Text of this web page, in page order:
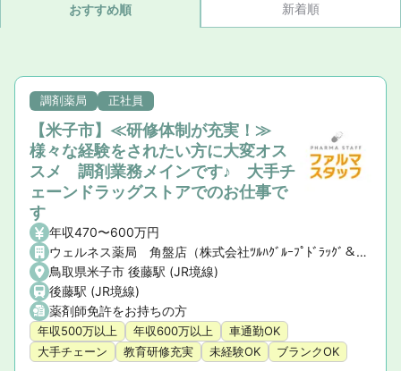
おすすめ順 新着順
調剤薬局 正社員
【米子市】≪研修体制が充実！≫
様々な経験をされたい方に大変オス
スメ 調剤業務メインです♪ 大手チ
ェーンドラッグストアでのお仕事で
す
年収470〜600万円
ウェルネス薬局 角盤店（株式会社ﾂﾙﾊｸﾞﾙｰﾌﾟﾄﾞﾗｯｸﾞ＆ﾌｧ-ﾏｼｰ西日本）
鳥取県米子市 後藤駅 (JR境線)
後藤駅 (JR境線)
薬剤師免許をお持ちの方
年収500万以上 年収600万以上
車通勤OK
大手チェーン
教育研修充実 未経験OK ブランクOK